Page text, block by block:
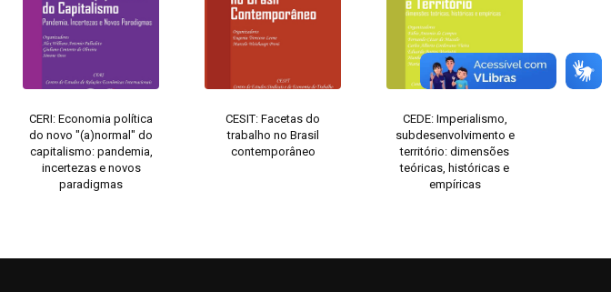
CERI: Economia política
do novo "(a)normal" do
capitalismo: pandemia,
incertezas e novos
paradigmas
CESIT: Facetas do
trabalho no Brasil
contemporâneo
CEDE: Imperialismo,
subdesenvolvimento e
território: dimensões
teóricas, históricas e
empíricas